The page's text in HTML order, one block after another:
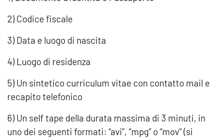
2) Codice fiscale
3) Data e luogo di nascita
4) Luogo di residenza
5) Un sintetico curriculum vitae con contatto mail e
recapito telefonico
6) Un self tape della durata massima di 3 minuti, in
uno dei seguenti formati: “avi”, “mpg” o “mov” (si